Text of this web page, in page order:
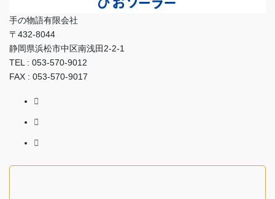
手の物語有限会社
〒432-8044
静岡県浜松市中区南浅田2-2-1
TEL : 053-570-9012
FAX : 053-570-9017